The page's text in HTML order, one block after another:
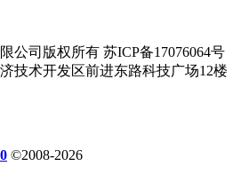
公司版权所有 苏ICP备17076064号
技术开发区前进东路科技广场12楼
©2008-2026